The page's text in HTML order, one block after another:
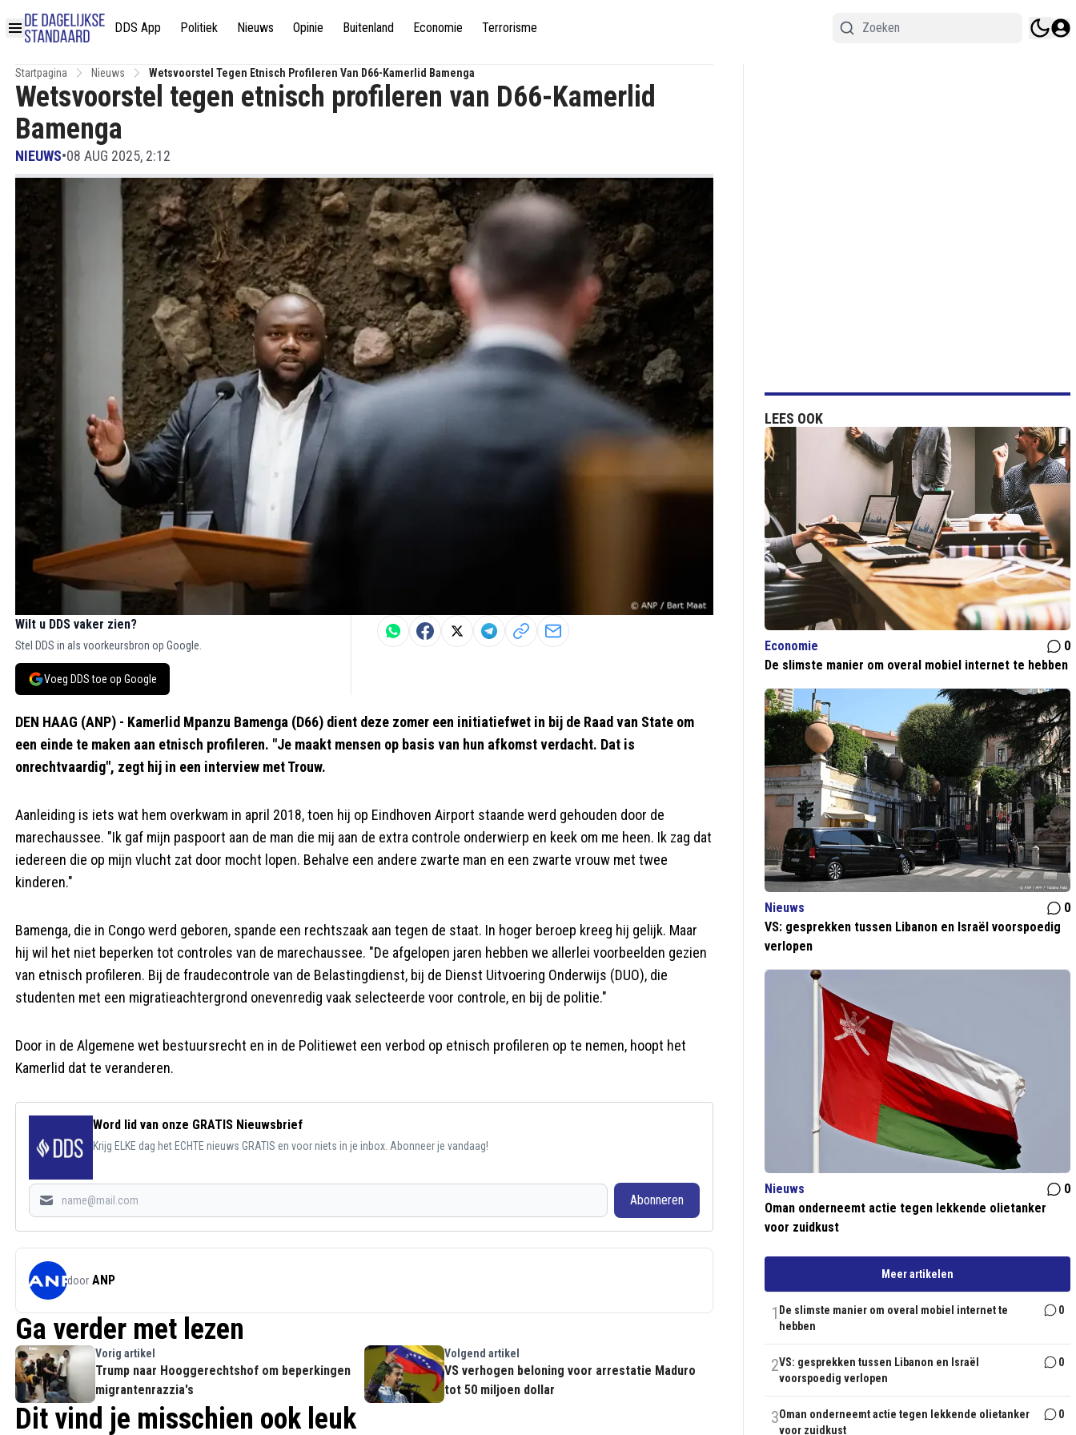
DDS App Politiek Nieuws Opinie Buitenland Economie Terrorisme
Startpagina Nieuws Wetsvoorstel Tegen Etnisch Profileren Van D66-Kamerlid Bamenga
Wetsvoorstel tegen etnisch profileren van D66-Kamerlid
Bamenga
NIEUWS•08 AUG 2025, 2:12
Wilt u DDS vaker zien?
Stel DDS in als voorkeursbron op Google.
Voeg DDS toe op Google
DEN HAAG (ANP) - Kamerlid Mpanzu Bamenga (D66) dient deze zomer een initiatiefwet in bij de Raad van State om
een einde te maken aan etnisch profileren. "Je maakt mensen op basis van hun afkomst verdacht. Dat is
onrechtvaardig", zegt hij in een interview met Trouw.
Aanleiding is iets wat hem overkwam in april 2018, toen hij op Eindhoven Airport staande werd gehouden door de
marechaussee. "Ik gaf mijn paspoort aan de man die mij aan de extra controle onderwierp en keek om me heen. Ik zag dat
iedereen die op mijn vlucht zat door mocht lopen. Behalve een andere zwarte man en een zwarte vrouw met twee
kinderen."
Bamenga, die in Congo werd geboren, spande een rechtszaak aan tegen de staat. In hoger beroep kreeg hij gelijk. Maar
hij wil het niet beperken tot controles van de marechaussee. "De afgelopen jaren hebben we allerlei voorbeelden gezien
van etnisch profileren. Bij de fraudecontrole van de Belastingdienst, bij de Dienst Uitvoering Onderwijs (DUO), die
studenten met een migratieachtergrond onevenredig vaak selecteerde voor controle, en bij de politie."
Door in de Algemene wet bestuursrecht en in de Politiewet een verbod op etnisch profileren op te nemen, hoopt het
Kamerlid dat te veranderen.
Word lid van onze GRATIS Nieuwsbrief
Krijg ELKE dag het ECHTE nieuws GRATIS en voor niets in je inbox. Abonneer je vandaag!
Abonneren
door ANP
Ga verder met lezen
Vorig artikel
Trump naar Hooggerechtshof om beperkingen
migrantenrazzia's
Volgend artikel
VS verhogen beloning voor arrestatie Maduro
tot 50 miljoen dollar
Dit vind je misschien ook leuk
LEES OOK
Economie
0
De slimste manier om overal mobiel internet te hebben
Nieuws
0
VS: gesprekken tussen Libanon en Israël voorspoedig
verlopen
Nieuws
0
Oman onderneemt actie tegen lekkende olietanker
voor zuidkust
Meer artikelen
1 De slimste manier om overal mobiel internet te
hebben
0
2VS: gesprekken tussen Libanon en Israël
voorspoedig verlopen
0
3Oman onderneemt actie tegen lekkende olietanker
voor zuidkust
0